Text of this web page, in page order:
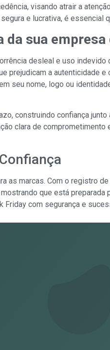
visando atrair a
e lucrativa, é essencial
sua
desleal e uso
a autenticidade e
seu nome, logo ou
construindo confiança
clara de
as marcas. Com o registro
que está preparada
Friday com segurança e